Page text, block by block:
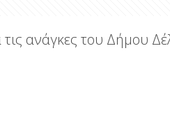
ανάγκες του Δήμου